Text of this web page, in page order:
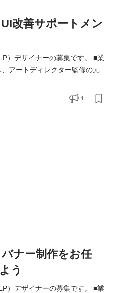
改善サポートメン
デザイナーの募集です。 ■業
アートディレクター監修の元、
成 ・プロダクトや常設ページの
1
ナー制作をお任
う
デザイナーの募集です。 ■業